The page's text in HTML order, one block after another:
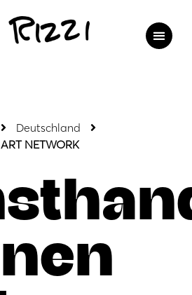
Deutschland
NETWORK